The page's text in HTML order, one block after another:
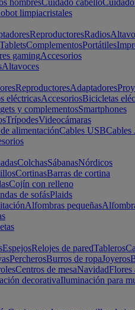
hombresCuidado cabello
limpiacristales
ReproductoresRadios
TabletsComplementosPortátiles
gamingAccesorios
Altavoces
ReproductoresAdaptadores
eléctricasAccesoriosBicicletas
y complementosSmartphones
TrípodesVideocámaras
alimentaciónCables USBCables
ColchasSábanasNórdicos
CortinasBarras de cortina
Cojín con relleno
de sofásPlaids
Alfombras pequeñas
EspejosRelojes de paredTableros
PercherosBurros de ropaJoyeros
Centros de mesaNavidadFlores
decorativaIluminación para